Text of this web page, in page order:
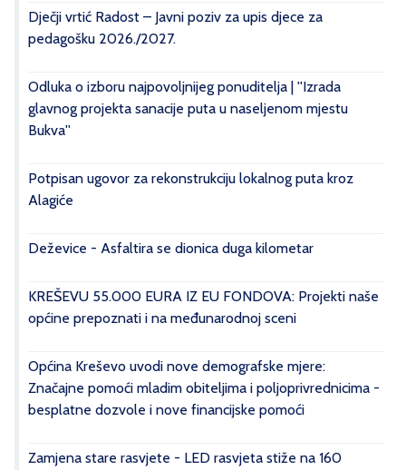
Dječji vrtić Radost – Javni poziv za upis djece za
pedagošku 2026./2027.
Odluka o izboru najpovoljnijeg ponuditelja | ''Izrada
glavnog projekta sanacije puta u naseljenom mjestu
Bukva''
Potpisan ugovor za rekonstrukciju lokalnog puta kroz
Alagiće
Deževice - Asfaltira se dionica duga kilometar
KREŠEVU 55.000 EURA IZ EU FONDOVA: Projekti naše
općine prepoznati i na međunarodnoj sceni
Općina Kreševo uvodi nove demografske mjere:
Značajne pomoći mladim obiteljima i poljoprivrednicima -
besplatne dozvole i nove financijske pomoći
Zamjena stare rasvjete - LED rasvjeta stiže na 160